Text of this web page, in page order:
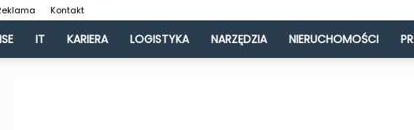
Kontakt
IT KARIERA LOGISTYKA NARZĘDZIA NIERUCHOMOŚCI